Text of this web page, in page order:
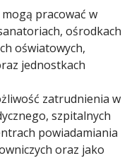
pracować w
ośrodkach
oświatowych,
jednostkach
zatrudnienia w
szpitalnych
powiadamiania
oraz jako